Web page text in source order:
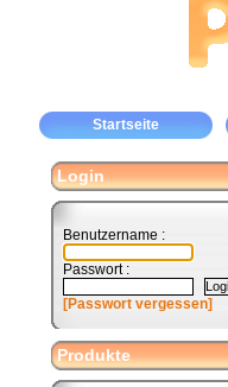
Startseite
Login
Benutzername :
Passwort :
[Passwort vergessen]
Produkte